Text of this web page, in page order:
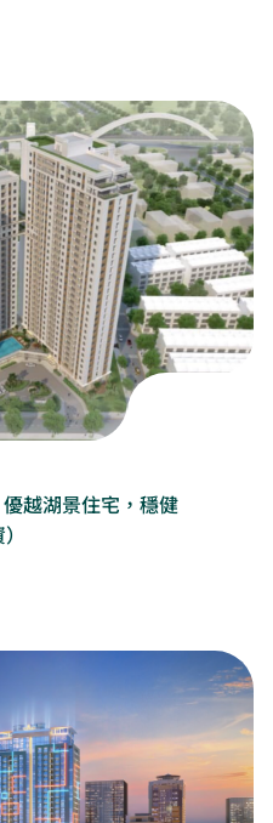
越湖景住宅，穩健